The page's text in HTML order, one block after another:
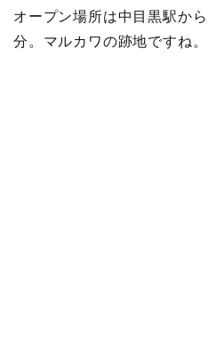
オープン場所は中目黒駅か
分。マルカワの跡地ですね。